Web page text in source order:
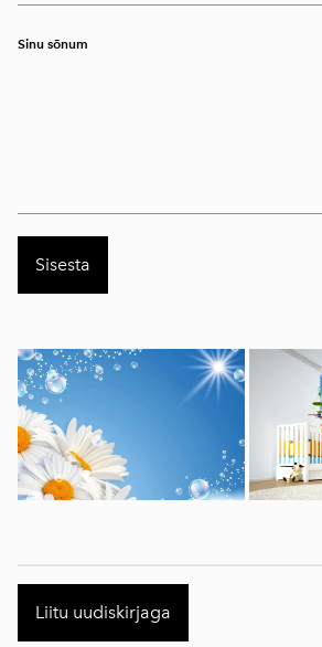
Sinu sõnum
Liitu uudiskirjaga